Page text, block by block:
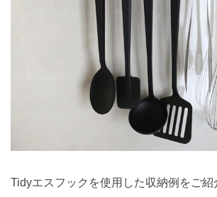
Tidyエスフックを使用した収納例をご紹